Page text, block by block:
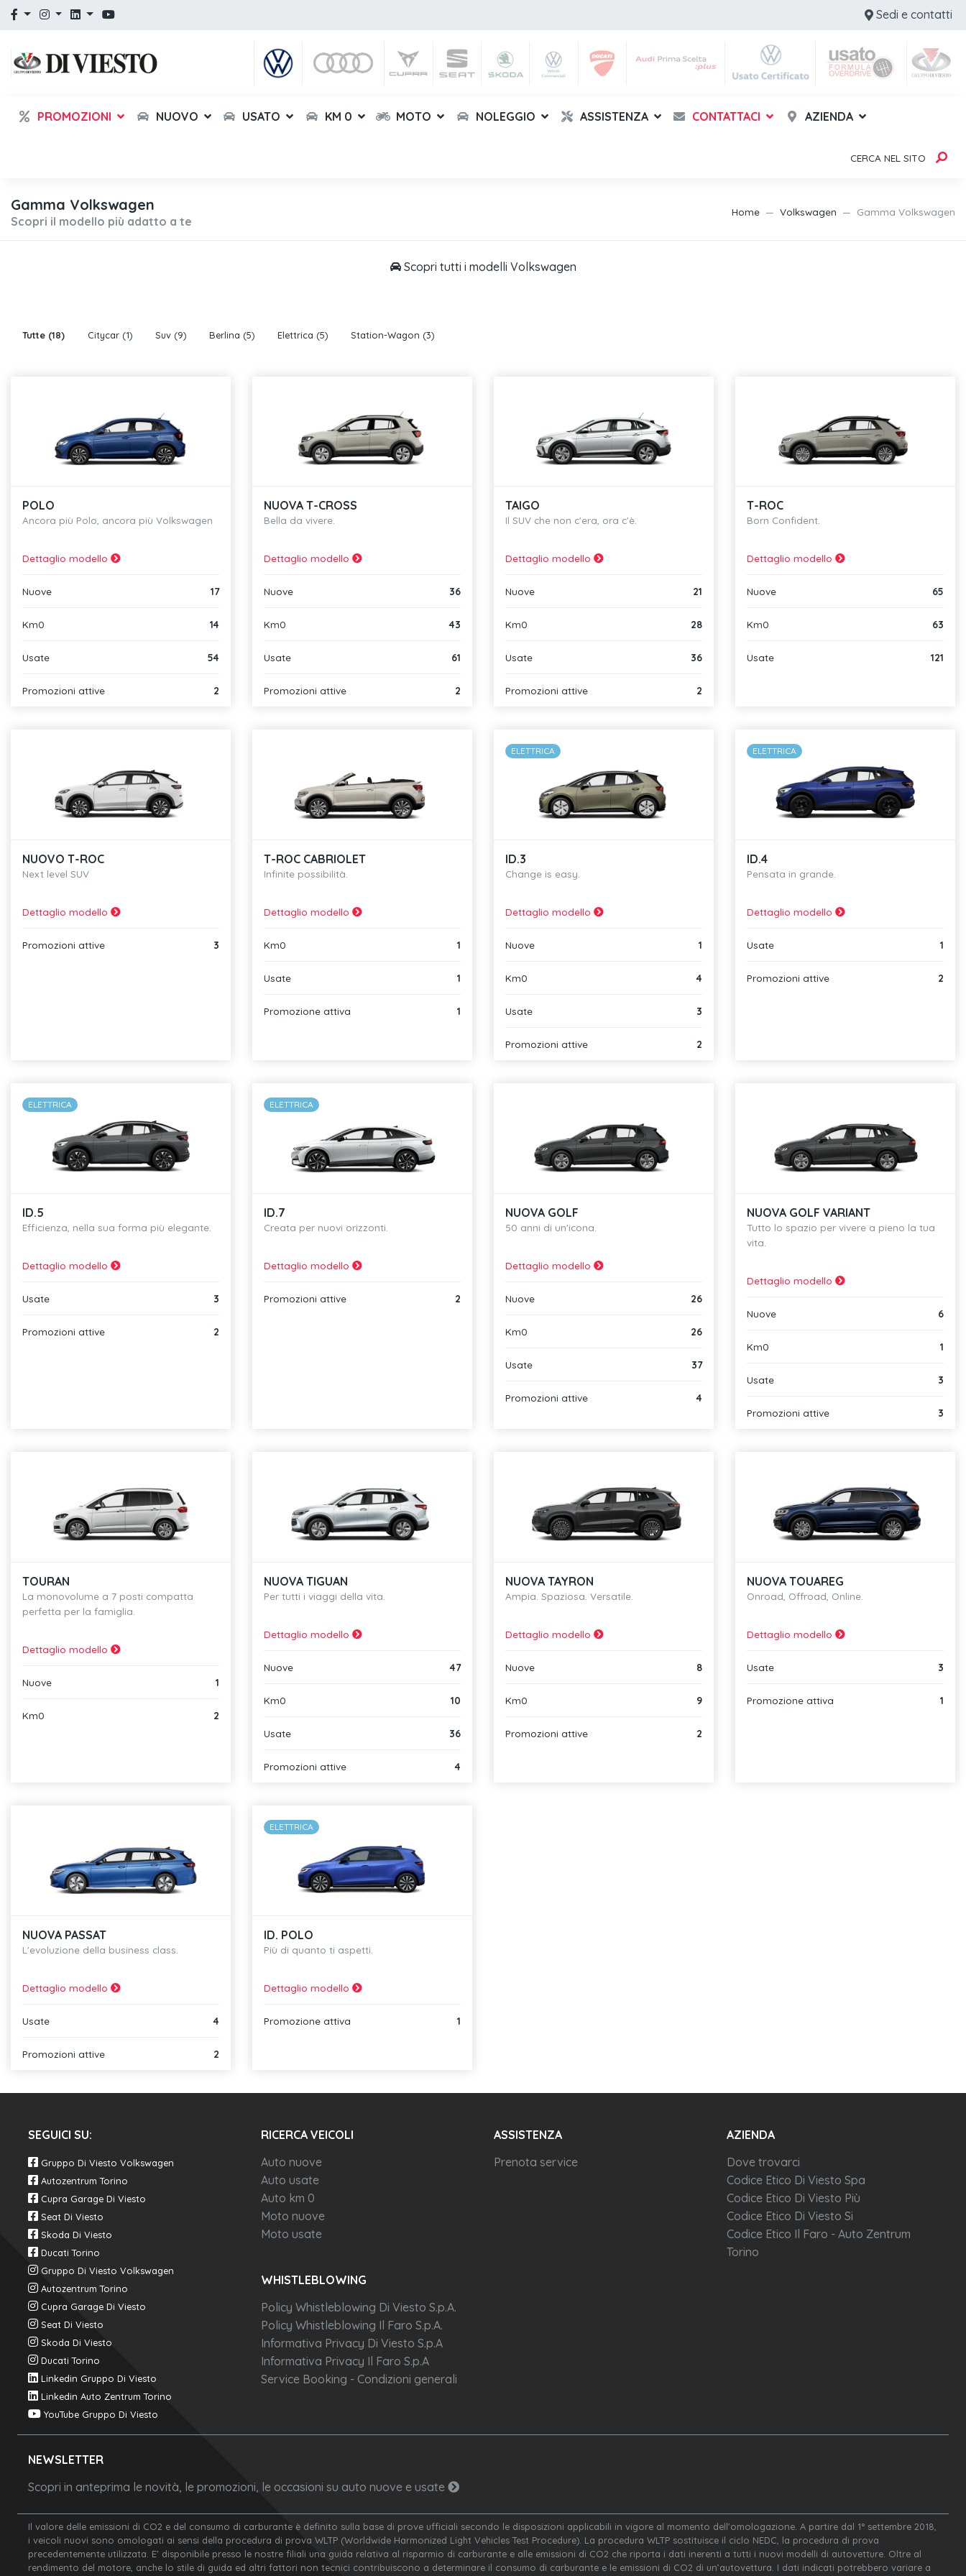
Sedi e contatti
PROMOZIONI NUOVO USATO KM 0 MOTO NOLEGGIO ASSISTENZA CONTATTACI AZIENDA
CERCA NEL SITO
Gamma Volkswagen
Scopri il modello più adatto a te
Home Volkswagen Gamma Volkswagen
Scopri tutti i modelli Volkswagen
Tutte (18) Citycar (1) Suv (9) Berlina (5) Elettrica (5) Station-Wagon (3)
POLO
Ancora più Polo, ancora più Volkswagen
Dettaglio modello
Nuove 17
Km0 14
Usate 54
Promozioni attive 2
NUOVA T-CROSS
Bella da vivere.
Dettaglio modello
Nuove 36
Km0 43
Usate 61
Promozioni attive 2
TAIGO
Il SUV che non c'era, ora c'è.
Dettaglio modello
Nuove 21
Km0 28
Usate 36
Promozioni attive 2
T-ROC
Born Confident.
Dettaglio modello
Nuove 65
Km0 63
Usate 121
NUOVO T-ROC
Next level SUV
Dettaglio modello
Promozioni attive 3
T-ROC CABRIOLET
Infinite possibilità.
Dettaglio modello
Km0 1
Usate 1
Promozione attiva 1
ELETTRICA
ID.3
Change is easy.
Dettaglio modello
Nuove 1
Km0 4
Usate 3
Promozioni attive 2
ELETTRICA
ID.4
Pensata in grande.
Dettaglio modello
Usate 1
Promozioni attive 2
ELETTRICA
ID.5
Efficienza, nella sua forma più elegante.
Dettaglio modello
Usate 3
Promozioni attive 2
ELETTRICA
ID.7
Creata per nuovi orizzonti.
Dettaglio modello
Promozioni attive 2
NUOVA GOLF
50 anni di un'icona.
Dettaglio modello
Nuove 26
Km0 26
Usate 37
Promozioni attive 4
NUOVA GOLF VARIANT
Tutto lo spazio per vivere a pieno la tua
vita.
Dettaglio modello
Nuove 6
Km0 1
Usate 3
Promozioni attive 3
TOURAN
La monovolume a 7 posti compatta
perfetta per la famiglia.
Dettaglio modello
Nuove 1
Km0 2
NUOVA TIGUAN
Per tutti i viaggi della vita.
Dettaglio modello
Nuove 47
Km0 10
Usate 36
Promozioni attive 4
NUOVA TAYRON
Ampia. Spaziosa. Versatile.
Dettaglio modello
Nuove 8
Km0 9
Promozioni attive 2
NUOVA TOUAREG
Onroad, Offroad, Online.
Dettaglio modello
Usate 3
Promozione attiva 1
NUOVA PASSAT
L'evoluzione della business class.
Dettaglio modello
Usate 4
Promozioni attive 2
ELETTRICA
ID. POLO
Più di quanto ti aspetti.
Dettaglio modello
Promozione attiva 1
SEGUICI SU:
Gruppo Di Viesto Volkswagen
Autozentrum Torino
Cupra Garage Di Viesto
Seat Di Viesto
Skoda Di Viesto
Ducati Torino
Gruppo Di Viesto Volkswagen
Autozentrum Torino
Cupra Garage Di Viesto
Seat Di Viesto
Skoda Di Viesto
Ducati Torino
Linkedin Gruppo Di Viesto
Linkedin Auto Zentrum Torino
YouTube Gruppo Di Viesto
RICERCA VEICOLI
Auto nuove
Auto usate
Auto km 0
Moto nuove
Moto usate
ASSISTENZA
Prenota service
AZIENDA
Dove trovarci
Codice Etico Di Viesto Spa
Codice Etico Di Viesto Più
Codice Etico Di Viesto Si
Codice Etico Il Faro - Auto Zentrum
Torino
WHISTLEBLOWING
Policy Whistleblowing Di Viesto S.p.A.
Policy Whistleblowing Il Faro S.p.A.
Informativa Privacy Di Viesto S.p.A
Informativa Privacy Il Faro S.p.A
Service Booking - Condizioni generali
NEWSLETTER
Scopri in anteprima le novità, le promozioni, le occasioni su auto nuove e usate
Il valore delle emissioni di CO2 e del consumo di carburante è definito sulla base di prove ufficiali secondo le disposizioni applicabili in vigore al momento dell'omologazione. A partire dal 1° settembre 2018,
i veicoli nuovi sono omologati ai sensi della procedura di prova WLTP (Worldwide Harmonized Light Vehicles Test Procedure). La procedura WLTP sostituisce il ciclo NEDC, la procedura di prova
precedentemente utilizzata. E’ disponibile presso le nostre filiali una guida relativa al risparmio di carburante e alle emissioni di CO2 che riporta i dati inerenti a tutti i nuovi modelli di autovetture. Oltre al
rendimento del motore, anche lo stile di guida ed altri fattori non tecnici contribuiscono a determinare il consumo di carburante e le emissioni di CO2 di un’autovettura. I dati indicati potrebbero variare a